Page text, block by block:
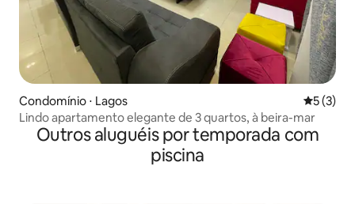
Condomínio ⋅ Lagos 5 de
5 (3)
Lindo apartamento elegante de 3 quartos, à beira-mar
Outros aluguéis por temporada com
piscina